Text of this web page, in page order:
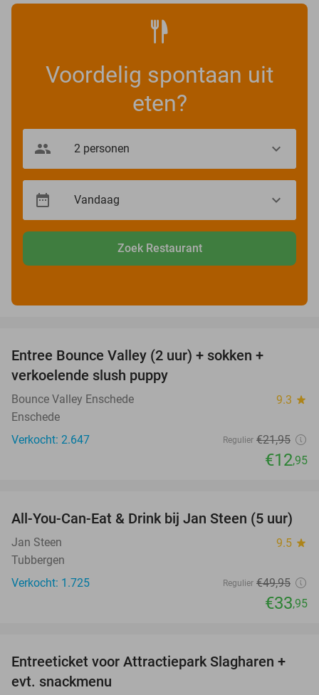
Voordelig spontaan uit
eten?
Zoek Restaurant
Entree Bounce Valley (2 uur) + sokken +
verkoelende slush puppy
Bounce Valley Enschede 9.3 star
Enschede
Verkocht: 2.647
Regulier €21,95
€12,95
32%
All-You-Can-Eat & Drink bij Jan Steen (5 uur)
Jan Steen 9.5 star
Tubbergen
Verkocht: 1.725
Regulier €49,95
€33,95
41%
Entreeticket voor Attractiepark Slagharen +
evt. snackmenu